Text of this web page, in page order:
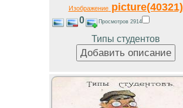
Изображениеpicture(40321)
0 Просмотров 2914
Типы студентов